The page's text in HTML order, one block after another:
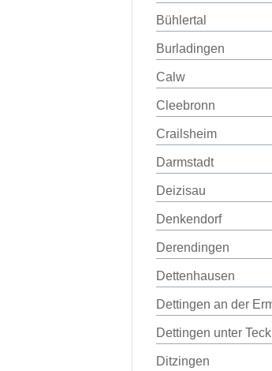
Bühlertal
Burladingen
Calw
Cleebronn
Crailsheim
Darmstadt
Deizisau
Denkendorf
Derendingen
Dettenhausen
Dettingen an der
Dettingen unter Teck
Ditzingen